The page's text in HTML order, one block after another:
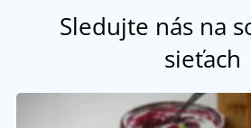
Sledujte nás na
sieťach